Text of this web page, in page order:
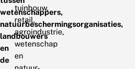
wetenschappers,
natuurbeschermingsorganisaties,
landbouwers
en
de
tuinbouw,
retail,
agroindustrie,
wetenschap
en